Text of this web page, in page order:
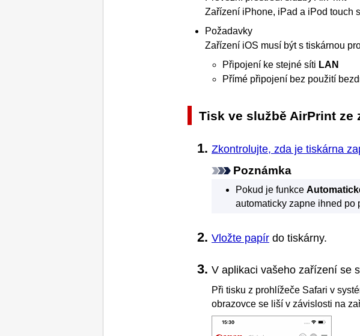
Zařízení iPhone, iPad a iPod touch
Požadavky
Zařízení iOS musí být s tiskárnou
Připojení ke stejné síti LAN
Přímé připojení bez použití
Tisk ve službě AirPrint ze
Zkontrolujte, zda je tiskárna
Poznámka
Pokud je funkce
automaticky zapne ihned po
Vložte papír do tiskárny.
V aplikaci vašeho zařízení se
Při tisku z prohlížeče Safari v
obrazovce se liší v závislosti na